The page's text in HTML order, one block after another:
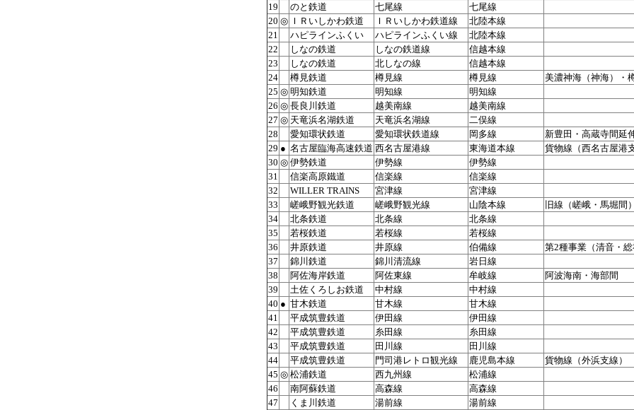
19
のと鉄道 七尾線
七尾線
20 ◎ ＩＲいしかわ鉄道 ＩＲいしかわ鉄道線
北陸本線
21
ハピラインふくい ハピラインふくい線
北陸本線
22
しなの鉄道 しなの鉄道線
信越本線
23
しなの鉄道 北しなの線
信越本線
24
樽見鉄道 樽見線 樽見線
美濃神海（神海）・
25 ◎ 明知鉄道 明知線
明知線
26 ◎ 長良川鉄道 越美南線
越美南線
27 ◎ 天竜浜名湖鉄道 天竜浜名湖線
二俣線
28
愛知環状鉄道 愛知環状鉄道線 岡多線
新豊田・高蔵寺間延
29 ● 名古屋臨海高速鉄道 西名古屋港線 東海道本線
貨物線（西名古屋港
30 ◎ 伊勢鉄道 伊勢線
伊勢線
31
信楽高原鐵道 信楽線
信楽線
32
WILLER TRAINS 宮津線
宮津線
33
嵯峨野観光鉄道 嵯峨野観光線 山陰本線
旧線（嵯峨・馬堀間）
34
北条鉄道 北条線
北条線
35
若桜鉄道 若桜線
若桜線
36
井原鉄道 井原線 伯備線
第2種事業（清音・総
37
錦川鉄道 錦川清流線
岩日線
38
阿佐海岸鉄道 阿佐東線 牟岐線
阿波海南・海部間
39
土佐くろしお鉄道 中村線
中村線
40 ● 甘木鉄道 甘木線
甘木線
41
平成筑豊鉄道 伊田線
伊田線
42
平成筑豊鉄道 糸田線
糸田線
43
平成筑豊鉄道 田川線
田川線
44
平成筑豊鉄道 門司港レトロ観光線 鹿児島本線
貨物線（外浜支線）
45 ◎ 松浦鉄道 西九州線
松浦線
46
南阿蘇鉄道 高森線
高森線
47
くま川鉄道 湯前線
湯前線